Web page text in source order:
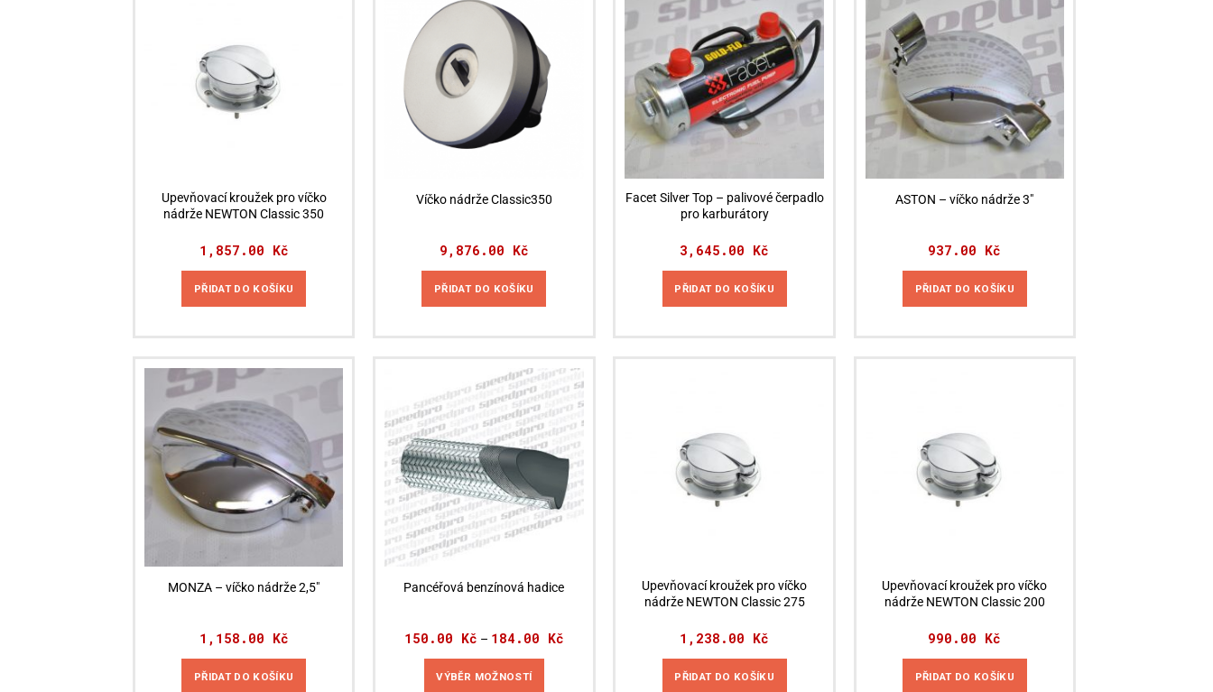
variant.
Možnosti
vybrat
stránce
produktu
Upevňovací kroužek pro víčko
nádrže NEWTON Classic 350
1,857.00 Kč
PŘIDAT DO KOŠÍKU
Víčko nádrže Classic350
9,876.00 Kč
PŘIDAT DO KOŠÍKU
Facet Silver Top – palivové čerpadlo
pro karburátory
3,645.00 Kč
PŘIDAT DO KOŠÍKU
ASTON – víčko nádrže 3″
937.00 Kč
PŘIDAT DO KOŠÍKU
MONZA – víčko nádrže 2,5″
1,158.00 Kč
PŘIDAT DO KOŠÍKU
Pancéřová benzínová hadice
150.00 Kč – 184.00 KčRozpětí
VÝBĚR MOŽNOSTÍ
Upevňovací kroužek pro víčko
nádrže NEWTON Classic 275
1,238.00 Kč
PŘIDAT DO KOŠÍKU
Upevňovací kroužek pro víčko
nádrže NEWTON Classic 200
990.00 Kč
PŘIDAT DO KOŠÍKU